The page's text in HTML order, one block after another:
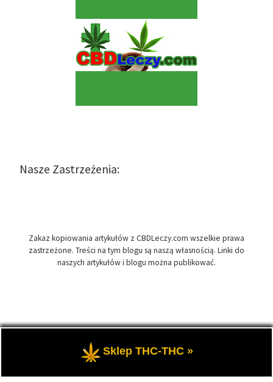
Nasze Zastrzeżenia:
Zakaz kopiowania artykułów z CBDLeczy.com wszelkie prawa
zastrzeżone. Treści na tym blogu są naszą własnością. Linki do
naszych artykułów i blogu można publikować.
CBDLeczy.com – Wszelkie prawa zastrzeżone
marihuana i olej CBD-RSO w medycynie.
Sklep THC-THC »